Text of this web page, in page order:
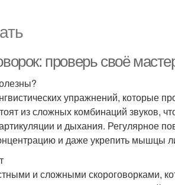
проверь своё
упражнений, которые
из сложных комбинаций звуков,
и дыхания. Регулярное
и даже укрепить мышцы
и сложными скороговорками,